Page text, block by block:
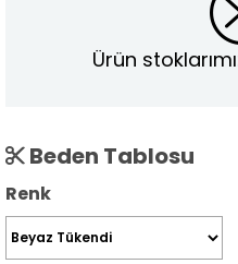
Ürün
Beden Tablosu
Renk